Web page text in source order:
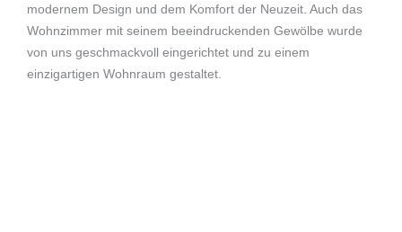
modernem Design und dem Komfort der Neuzeit. Auch das
Wohnzimmer mit seinem beeindruckenden Gewölbe wurde
von uns geschmackvoll eingerichtet und zu einem
einzigartigen Wohnraum gestaltet.